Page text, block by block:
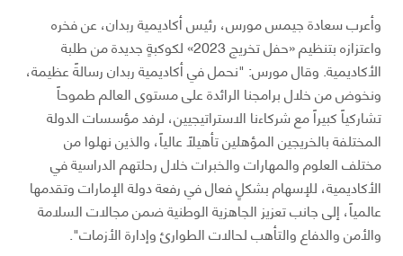
وأعرب سعادة جيمس مورس، رئيس أكاديمية ربدان، عن فخره
واعتزازه بتنظيم «حفل تخريج 2023» لكوكبةٍ جديدة من طلبة
الأكاديمية. وقال مورس: "نحمل في أكاديمية ربدان رسالةً عظيمة،
ونخوض من خلال برامجنا الرائدة على مستوى العالم طموحاً
تشاركياً كبيراً مع شركاءنا الاستراتيجيين، لرفد مؤسسات الدولة
المختلفة بالخريجين المؤهلين تأهيلاً عالياً، والذين نهلوا من
مختلف العلوم والمهارات والخبرات خلال رحلتهم الدراسية في
الأكاديمية، للإسهام بشكلٍ فعال في رفعة دولة الإمارات وتقدمها
عالمياً، إلى جانب تعزيز الجاهزية الوطنية ضمن مجالات السلامة
والأمن والدفاع والتأهب لحالات الطوارئ وإدارة الأزمات".